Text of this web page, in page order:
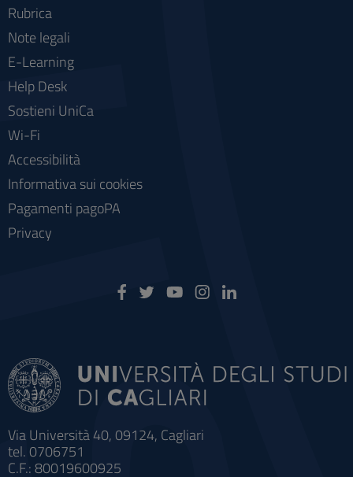
Via Università 40, 09124, Cagliari
tel. 0706751
C.F.: 80019600925
Rubrica
Note legali
E-Learning
Help Desk
Sostieni UniCa
Wi-Fi
Accessibilità
Informativa sui cookies
Pagamenti pagoPA
Privacy